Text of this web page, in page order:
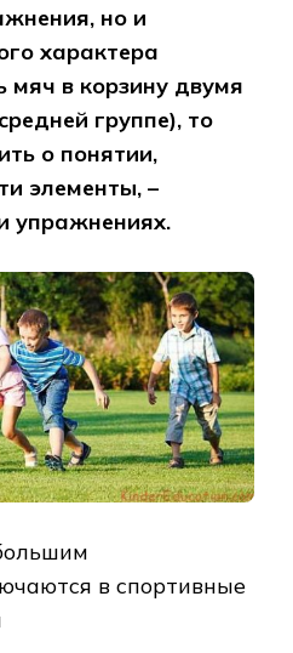
но и
характера
мяч в корзину двумя
группе), то
о понятии,
элементы, –
упражнениях.
в спортивные